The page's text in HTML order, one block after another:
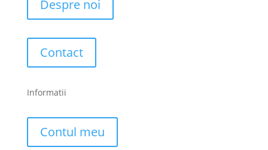
Despre noi
Contact
Informatii
Contul meu